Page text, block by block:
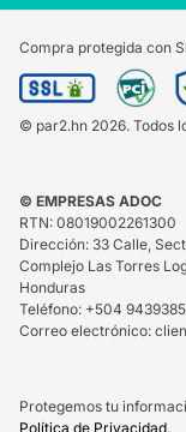
Compra protegida con
© par2.hn 2026. Todos
© EMPRESAS ADOC
RTN: 08019002261300
Dirección: 33 Calle,
Complejo Las Torres
Honduras
Teléfono: +504
Correo electrónico:
Protegemos tu
Política de Privacidad.